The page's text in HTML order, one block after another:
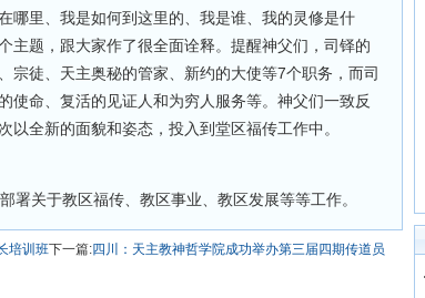
哪里、我是如何到这里的、我是谁、我的灵修是什
主题，跟大家作了很全面诠释。提醒神父们，司铎的
宗徒、天主奥秘的管家、新约的大使等7个职务，而司
使命、复活的见证人和为穷人服务等。神父们一致反
以全新的面貌和姿态，投入到堂区福传工作中。
署关于教区福传、教区事业、教区发展等等工作。
培训班下一篇:四川：天主教神哲学院成功举办第三届四期传道员